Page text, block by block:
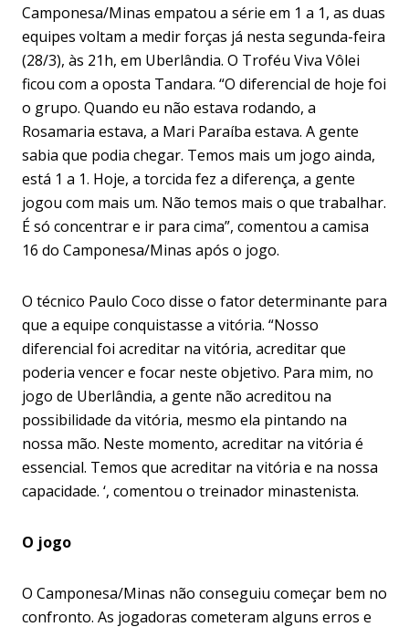
Camponesa/Minas empatou a série em 1 a 1, as duas
equipes voltam a medir forças já nesta segunda-feira
(28/3), às 21h, em Uberlândia. O Troféu Viva Vôlei
ficou com a oposta Tandara. “O diferencial de hoje foi
o grupo. Quando eu não estava rodando, a
Rosamaria estava, a Mari Paraíba estava. A gente
sabia que podia chegar. Temos mais um jogo ainda,
está 1 a 1. Hoje, a torcida fez a diferença, a gente
jogou com mais um. Não temos mais o que trabalhar.
É só concentrar e ir para cima”, comentou a camisa
16 do Camponesa/Minas após o jogo.
O técnico Paulo Coco disse o fator determinante para
que a equipe conquistasse a vitória. “Nosso
diferencial foi acreditar na vitória, acreditar que
poderia vencer e focar neste objetivo. Para mim, no
jogo de Uberlândia, a gente não acreditou na
possibilidade da vitória, mesmo ela pintando na
nossa mão. Neste momento, acreditar na vitória é
essencial. Temos que acreditar na vitória e na nossa
capacidade. ‘, comentou o treinador minastenista.
O jogo
O Camponesa/Minas não conseguiu começar bem no
confronto. As jogadoras cometeram alguns erros e